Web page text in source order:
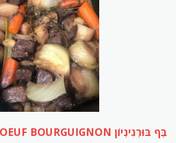
בֶּף בּוּרְגִינְיוֹן BOEUF BOURGUIGNON